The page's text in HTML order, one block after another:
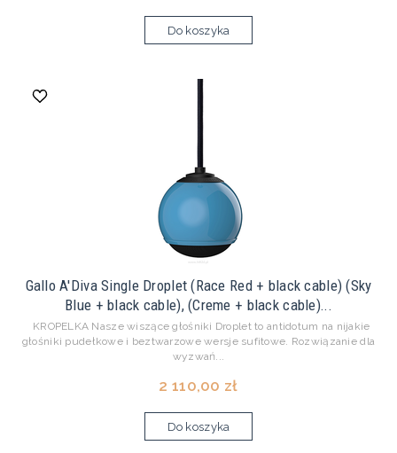
Do koszyka
Gallo A'Diva Single Droplet (Race Red + black cable) (Sky
Blue + black cable), (Creme + black cable)...
KROPELKA Nasze wiszące głośniki Droplet to antidotum na nijakie
głośniki pudełkowe i beztwarzowe wersje sufitowe. Rozwiązanie dla
wyzwań...
2 110,00 zł
Do koszyka